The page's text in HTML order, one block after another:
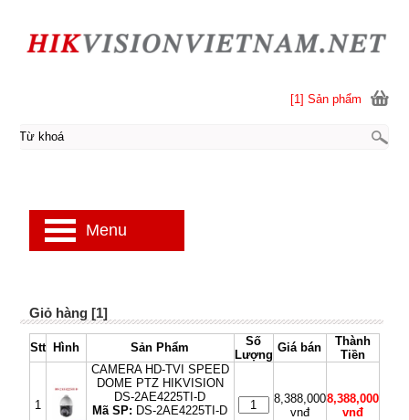
Giỏ hàng [1]
Stt Hình Sản Phẩm
Số
Lượng
Giá bán
Thành
Tiền
1
CAMERA HD-TVI SPEED
DOME PTZ HIKVISION
DS-2AE4225TI-D
Mã SP: DS-2AE4225TI-D
8,388,000
vnđ
8,388,000
vnđ
[1] Sản phẩm
Menu